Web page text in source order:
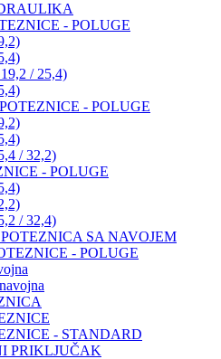
- POLUGE
/ 25,4)
- POLUGE
/ 32,2)
- POLUGE
/ 32,4)
SA NAVOJEM
- POLUGE
- STANDARD
PRIKLJUČAK